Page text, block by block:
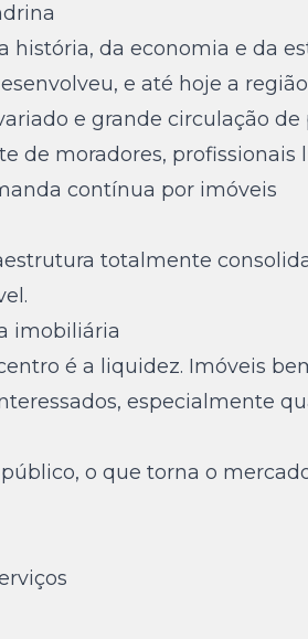
história, da economia e da
e até hoje a
e grande circulação de
de moradores, profissionais
contínua por imóveis
totalmente
imobiliária
é a liquidez. Imóveis
especialmente
o que torna o